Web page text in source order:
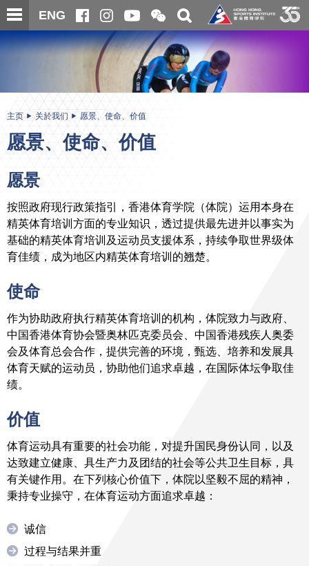
跳
至
主
内
ENG
开
合
微
信
二
维
码
关
搜
寻
主
内
主页 关於我们 愿景、使命、价值
愿景、使命、价值
愿景
按照政府现行政策指引，香港体育学院（体院）运用本身在
精英体育培训方面的专业知识，透过提供最先进并以事实为
基础的精英体育培训及运动员支援体系，持续争取世界级体
育佳绩，成为地区内精英体育培训的翘楚。
使命
作为协助政府执行精英体育培训的机构，体院致力与政府、
中国香港体育协会暨奥林匹克委员会、中国香港残疾人奥委
会及体育总会合作，提供完善的环境，甄选、培养和发展具
体育天赋的运动员，协助他们追求卓越，在国际体坛争取佳
绩。
价值
体育运动具有重要的社会功能，对提升国民身份认同，以及
达致建立健康、具生产力及团结的社会等公共卫生目标，具
有关键作用。在下列核心价值下，体院以坚毅不屈的精神，
秉持专业操守，在体育运动方面追求卓越：
诚信
过程与结果并重